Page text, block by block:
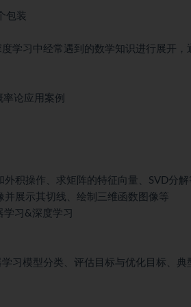
包装
学习中经常遇到的数学知识进行展开
论应用案例
积操作、求矩阵的特征向量、SVD分解
展示其切线、绘制三维函数图像等
习&深度学习
习模型分类、评估目标与优化目标、典